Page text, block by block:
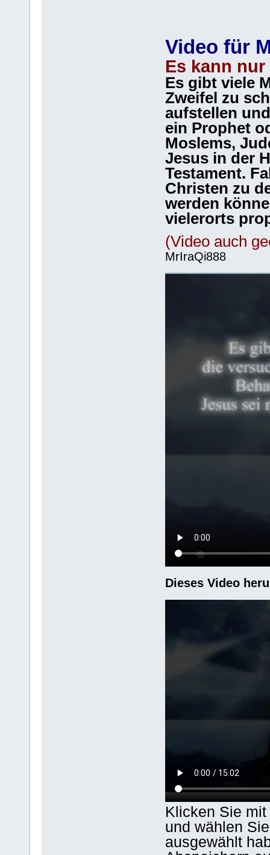
Video für
Es kann
Es gibt viele
Zweifel zu
aufstellen
ein Prophet
Moslems,
Jesus in der
Testament.
Christen zu
werden
vielerorts
(Video auch
MrIraQi888
Dieses Video
Klicken Sie
und wählen
ausgewählt